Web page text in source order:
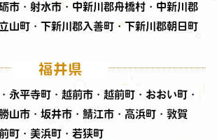
市・射水市・中新川郡舟橋村・中新川郡
山町・下新川郡入善町・下新川郡朝日町
福井県
永平寺町・越前市・越前町・おおい町・
山市・坂井市・鯖江市・高浜町・敦賀
町・美浜町・若狭町